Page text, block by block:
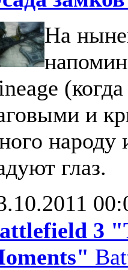
На
и
народу
глаз.
3